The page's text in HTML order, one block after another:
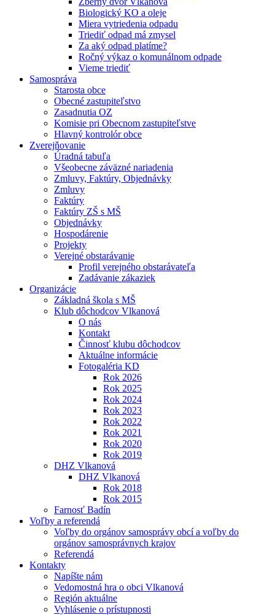
Biologický KO a oleje
Miera vytriedenia odpadu
Triediť odpad má zmysel
Za aký odpad platíme?
Ročný výkaz o komunálnom odpade
Vieme triediť
Samospráva
Starosta obce
Obecné zastupiteľstvo
Zasadnutia OZ
Komisie pri Obecnom zastupiteľstve
Hlavný kontrolór obce
Zverejňovanie
Úradná tabuľa
Všeobecne záväzné nariadenia
Zmluvy, Faktúry, Objednávky
Zmluvy
Faktúry
Faktúry ZŠ s MŠ
Objednávky
Hospodárenie
Projekty
Verejné obstarávanie
Profil verejného obstarávateľa
Zadávanie zákaziek
Organizácie
Základná škola s MŠ
Klub dôchodcov Vlkanová
O nás
Kontakt
Činnosť klubu dôchodcov
Aktuálne informácie
Fotogaléria KD
Rok 2026
Rok 2025
Rok 2024
Rok 2023
Rok 2022
Rok 2021
Rok 2020
Rok 2019
DHZ Vlkanová
DHZ Vlkanová
Rok 2018
Rok 2015
Farnosť Badín
Voľby a referendá
Voľby do orgánov samosprávy obcí a voľby do
orgánov samosprávnych krajov
Referendá
Kontakty
Napíšte nám
Vedomostná hra o obci Vlkanová
Región aktuálne
Vyhlásenie o prístupnosti